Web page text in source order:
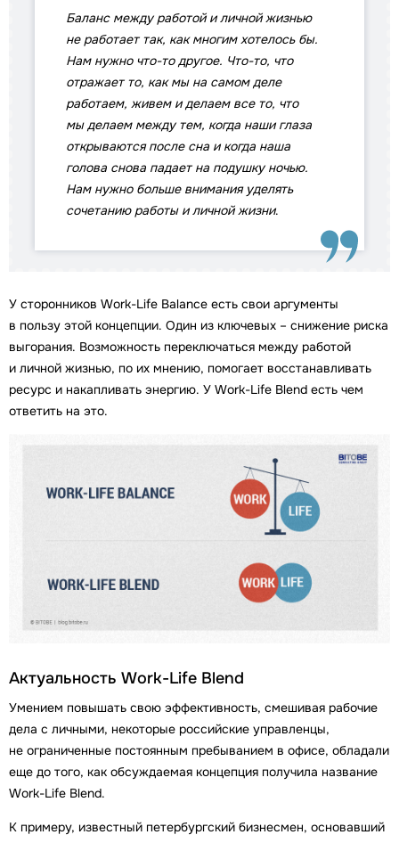
Баланс между работой и личной жизнью
не работает так, как многим хотелось бы.
Нам нужно что-то другое. Что-то, что
отражает то, как мы на самом деле
работаем, живем и делаем все то, что
мы делаем между тем, когда наши глаза
открываются после сна и когда наша
голова снова падает на подушку ночью.
Нам нужно больше внимания уделять
сочетанию работы и личной жизни.
У сторонников Work-Life Balance есть свои аргументы
в пользу этой концепции. Один из ключевых – снижение риска
выгорания. Возможность переключаться между работой
и личной жизнью, по их мнению, помогает восстанавливать
ресурс и накапливать энергию. У Work-Life Blend есть чем
ответить на это.
Актуальность Work-Life Blend
Умением повышать свою эффективность, смешивая рабочие
дела с личными, некоторые российские управленцы,
не ограниченные постоянным пребыванием в офисе, обладали
еще до того, как обсуждаемая концепция получила название
Work-Life Blend.
К примеру, известный петербургский бизнесмен, основавший